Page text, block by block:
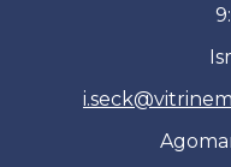
i.seck@